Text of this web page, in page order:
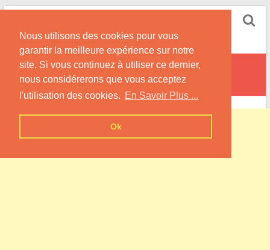
Nous utilisons des cookies pour vous
garantir la meilleure expérience sur notre
site. Si vous continuez à utiliser ce dernier,
nous considérerons que vous acceptez
l'utilisation des cookies. En Savoir Plus ...
Ok
Skip
content
Informations sur les Pompes à Chaleur
Neuilly-le-Dien